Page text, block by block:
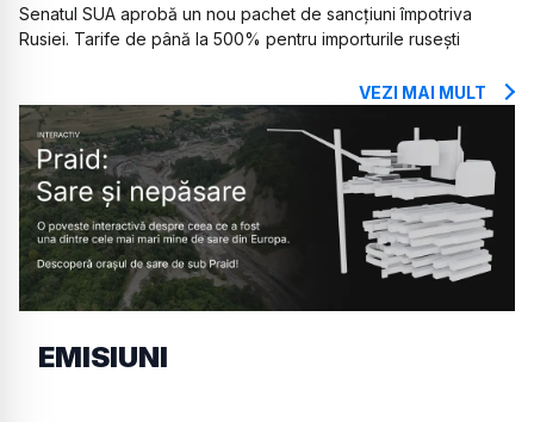
Senatul SUA aprobă un nou pachet de sancțiuni împotriva
Rusiei. Tarife de până la 500% pentru importurile rusești
VEZI MAI MULT
EMISIUNI